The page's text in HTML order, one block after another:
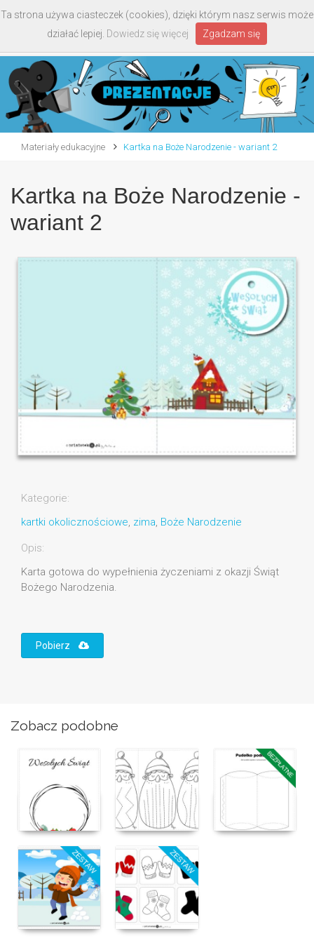
Materiały edukacyjne Kartka na Boże Narodzenie - wariant 2
Kartka na Boże Narodzenie -
wariant 2
Kategorie:
kartki okolicznościowe, zima, Boże Narodzenie
Opis:
Karta gotowa do wypełnienia życzeniami z okazji Świąt
Bożego Narodzenia.
Pobierz
Zobacz podobne
Ta strona używa ciasteczek (cookies), dzięki którym nasz serwis może
działać lepiej. Dowiedz się więcej Zgadzam się